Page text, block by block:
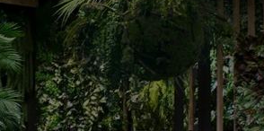
Las Plumas